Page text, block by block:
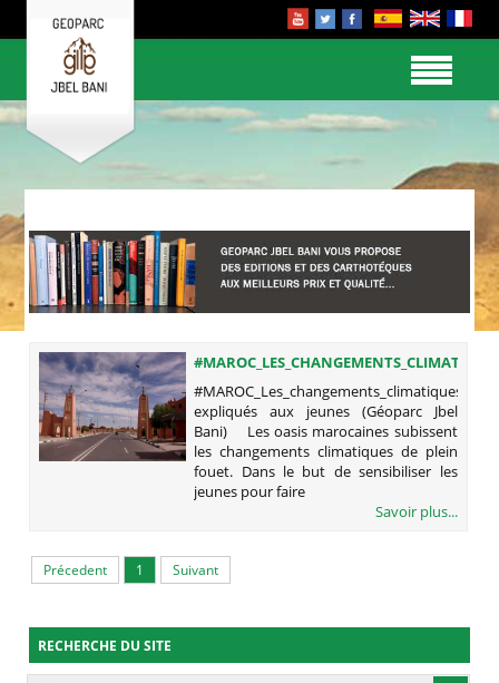
EXPLIQUÉS AUX JEUNES (GÉOPARC
JBEL BANI)
#MAROC_Les_changements_climatiques
expliqués aux jeunes (Géoparc Jbel
Bani) Les oasis marocaines subissent
les changements climatiques de plein
fouet. Dans le but de sensibiliser les
jeunes pour faire
Savoir plus...
Précedent 1 Suivant
RECHERCHE DU SITE